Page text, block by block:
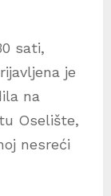
sati,
je
na
Oselište,
nesreći